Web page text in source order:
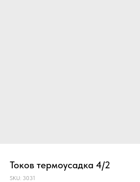
Токов термоусадка 4/2
SKU: 3031